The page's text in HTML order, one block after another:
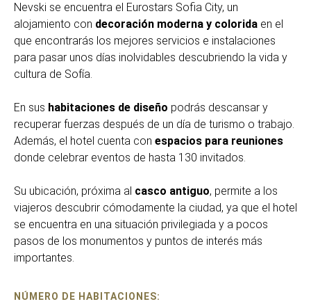
Nevski se encuentra el Eurostars Sofia City, un
alojamiento con decoración moderna y colorida en el
que encontrarás los mejores servicios e instalaciones
para pasar unos días inolvidables descubriendo la vida y
cultura de Sofía.
En sus habitaciones de diseño podrás descansar y
recuperar fuerzas después de un día de turismo o trabajo.
Además, el hotel cuenta con espacios para reuniones
donde celebrar eventos de hasta 130 invitados.
Su ubicación, próxima al casco antiguo, permite a los
viajeros descubrir cómodamente la ciudad, ya que el hotel
se encuentra en una situación privilegiada y a pocos
pasos de los monumentos y puntos de interés más
importantes.
NÚMERO DE HABITACIONES: